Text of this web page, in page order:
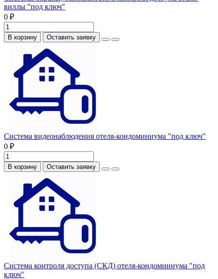
виллы "под ключ"
0 ₽
В корзину Оставить заявку
Система видеонаблюдения отеля-кондоминиума "под ключ"
0 ₽
В корзину Оставить заявку
Система контроля доступа (СКД) отеля-кондоминиума "под
ключ"